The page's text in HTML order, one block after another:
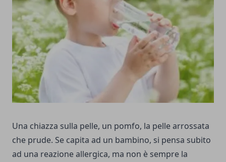
Una chiazza sulla pelle, un pomfo, la pelle arrossata
che prude. Se capita ad un bambino, si pensa subito
ad una reazione allergica, ma non è sempre la